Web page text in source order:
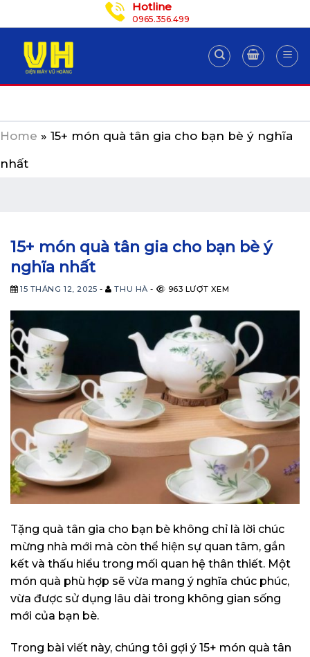
to
content
Hotline
0965.356.499
Home » 15+ món quà tân gia cho bạn bè ý nghĩa
nhất
15+ món quà tân gia cho bạn bè ý
nghĩa nhất
15 THÁNG 12, 2025 - THU HÀ - 963 LƯỢT XEM
Tặng quà tân gia cho bạn bè không chỉ là lời chúc
mừng nhà mới mà còn thể hiện sự quan tâm, gắn
kết và thấu hiểu trong mối quan hệ thân thiết. Một
món quà phù hợp sẽ vừa mang ý nghĩa chúc phúc,
vừa được sử dụng lâu dài trong không gian sống
mới của bạn bè.
Trong bài viết này, chúng tôi gợi ý 15+ món quà tân